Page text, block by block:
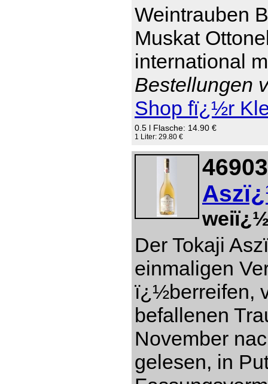
Weintrauben
Muskat
international
Bestellungen
Shop fï¿½r
0.5 l Flasche: 14.90 €
1 Liter: 29.80 €
Der Tokaji
einmaligen
ï¿½berreifen,
befallenen
November
gelesen, in